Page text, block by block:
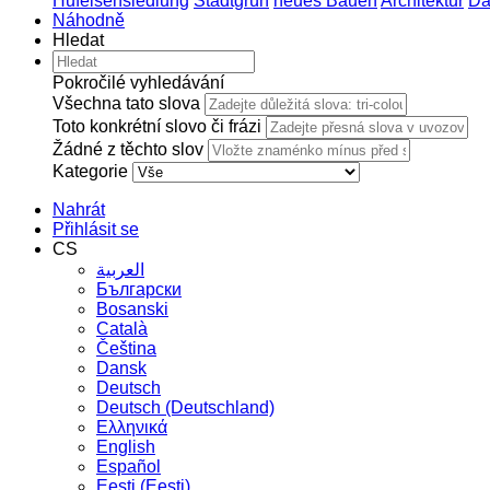
Náhodně
Hledat
Pokročilé vyhledávání
Všechna tato slova
Toto konkrétní slovo či frázi
Žádné z těchto slov
Kategorie
Nahrát
Přihlásit se
CS
العربية
Български
Bosanski
Сatalà
Čeština
Dansk
Deutsch
Deutsch (Deutschland)
Ελληνικά
English
Español
Eesti (Eesti)